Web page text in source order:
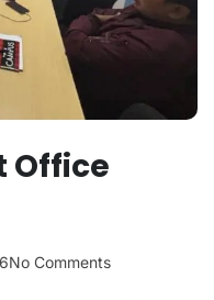
Office
No Comments